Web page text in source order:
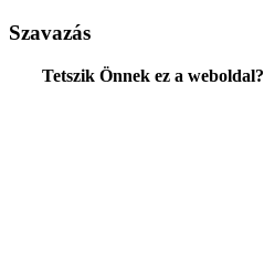
Szavazás
Tetszik Önnek ez a weboldal?